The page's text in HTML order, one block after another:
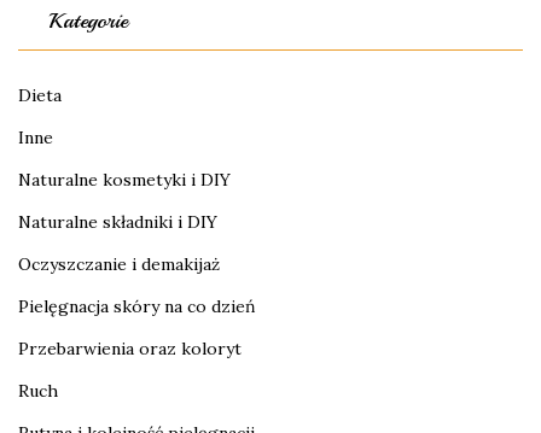
Kategorie
Dieta
Inne
Naturalne kosmetyki i DIY
Naturalne składniki i DIY
Oczyszczanie i demakijaż
Pielęgnacja skóry na co dzień
Przebarwienia oraz koloryt
Ruch